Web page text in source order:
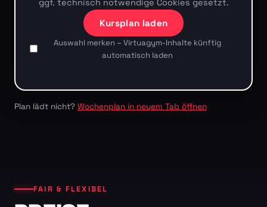
ggf. technisch notwendige Cookies gesetzt.
Kursplan laden
Auswahl merken – Virtuagym-Inhalte künftig
automatisch laden
Plan lädt nicht? Wochenplan in neuem Tab öffnen
FAIR & FLEXIBEL